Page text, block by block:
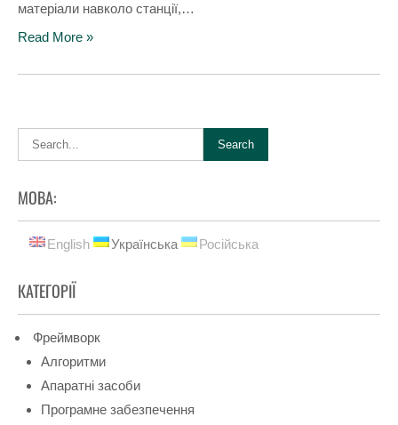
матеріали навколо станції,…
Read More »
МОВА:
English Українська Російська
КАТЕГОРІЇ
Фреймворк
Алгоритми
Апаратні засоби
Програмне забезпечення